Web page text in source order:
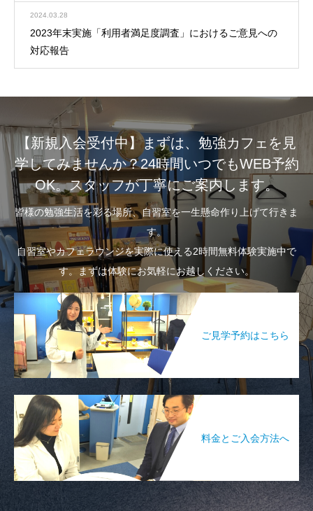
2024.03.28
2023年末実施「利用者満足度調査」におけるご意見への
対応報告
【新規入会受付中】まずは、勉強カフェを見
学してみませんか？24時間いつでもWEB予約
OK。スタッフが丁寧にご案内します。
皆様の勉強生活を彩る場所、自習室を一生懸命作り上げて行きま
す。
自習室やカフェラウンジを実際に使える2時間無料体験実施中で
す。まずは体験にお気軽にお越しください。
ご見学予約はこちら
料金とご入会方法へ